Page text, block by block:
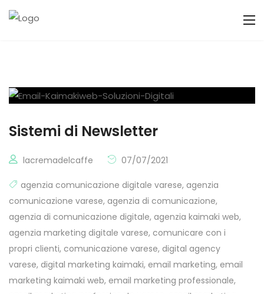
Sistemi di Newsletter
lacremadelcaffe 07/07/2021
agenzia comunicazione digitale varese, agenzia
comunicazione varese, agenzia di comunicazione,
agenzia di comunicazione digitale, agenzia kaimaki web,
agenzia marketing digitale varese, comunicare con i
propri clienti, comunicazione varese, digital agency
varese, digital marketing kaimaki, email marketing, email
marketing kaimaki web, email marketing professionale,